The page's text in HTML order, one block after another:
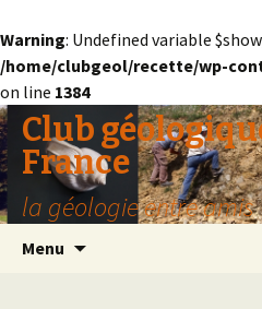
Warning: Undefined variable
/home/clubgeol/recette/wp-
on line 1384
Club
France
la géologie entre amis
Menu